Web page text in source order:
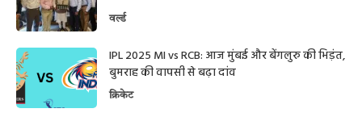
वर्ल्ड
IPL 2025 MI vs RCB: आज मुंबई और बेंगलुरु की भिड़ंत,
बुमराह की वापसी से बढ़ा दांव
क्रिकेट